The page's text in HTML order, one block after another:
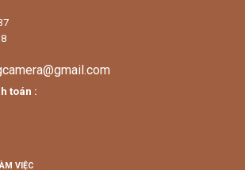
toán :
VIỆC